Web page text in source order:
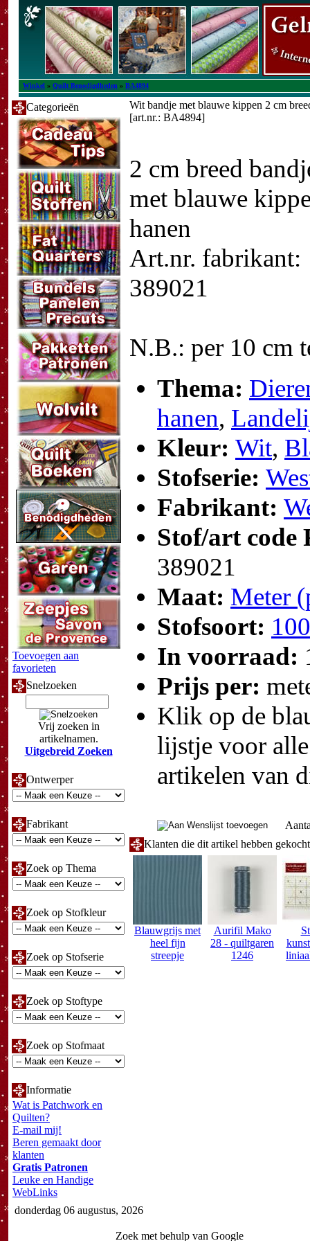
Winkel » Quilt Benodigdheden » BA4894
Categorieën
Toevoegen aan
favorieten
Snelzoeken
Vrij zoeken in
artikelnamen.
Uitgebreid Zoeken
Ontwerper
Fabrikant
Zoek op Thema
Zoek op Stofkleur
Zoek op Stofserie
Zoek op Stoftype
Zoek op Stofmaat
Informatie
Wat is Patchwork en
Quilten?
E-mail mij!
Beren gemaakt door
klanten
Gratis Patronen
Leuke en Handige
WebLinks
Wit bandje met blauwe kippen 2 cm
[art.nr.: BA4894]
2 cm breed
met blauwe
hanen
Art.nr. fabrikant:
389021
N.B.: per 10 cm
Thema:
hanen,
Kleur: Wit,
Stofserie:
Fabrikant:
Stof/art
389021
Maat: Meter
Stofsoort:
In voorraad:
Prijs per:
Klik op de
lijstje voor
artikelen van
Klanten die dit artikel hebben
Blauwgrijs met
heel fijn
streepje
Aurifil Mako
28 - quiltgaren
1246
donderdag 06 augustus, 2026
Zoek met behulp van Google